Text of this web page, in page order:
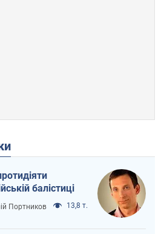
балістиці
Портников 13,8 т.